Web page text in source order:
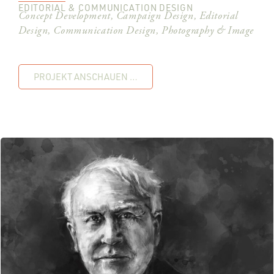
EDITORIAL & COMMUNICATION DESIGN
Concept Development, Campaign Design, Editorial
Design, Communication Design, Photography & Image
PROJEKT ANSCHAUEN …